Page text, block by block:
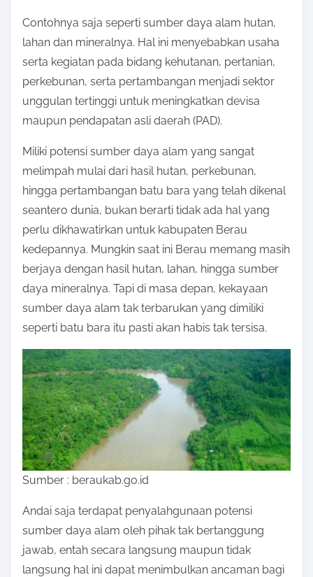
p
o
s
t
o
n
Contohnya saja seperti sumber daya alam hutan,
lahan dan mineralnya. Hal ini menyebabkan usaha
serta kegiatan pada bidang kehutanan, pertanian,
perkebunan, serta pertambangan menjadi sektor
unggulan tertinggi untuk meningkatkan devisa
maupun pendapatan asli daerah (PAD).
Miliki potensi sumber daya alam yang sangat
melimpah mulai dari hasil hutan, perkebunan,
hingga pertambangan batu bara yang telah dikenal
seantero dunia, bukan berarti tidak ada hal yang
perlu dikhawatirkan untuk kabupaten Berau
kedepannya. Mungkin saat ini Berau memang masih
berjaya dengan hasil hutan, lahan, hingga sumber
daya mineralnya. Tapi di masa depan, kekayaan
sumber daya alam tak terbarukan yang dimiliki
seperti batu bara itu pasti akan habis tak tersisa.
Sumber : beraukab.go.id
Andai saja terdapat penyalahgunaan potensi
sumber daya alam oleh pihak tak bertanggung
jawab, entah secara langsung maupun tidak
langsung hal ini dapat menimbulkan ancaman bagi